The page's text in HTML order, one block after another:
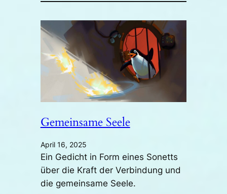
Gemeinsame Seele
April 16, 2025
Ein Gedicht in Form eines Sonetts
über die Kraft der Verbindung und
die gemeinsame Seele.